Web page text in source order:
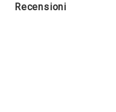
Recensioni